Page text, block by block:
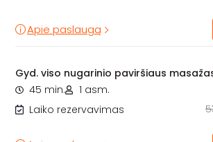
Apie paslaugą
Gyd. viso nugarinio paviršiaus
45 min.
1 asm.
Laiko rezervavimas